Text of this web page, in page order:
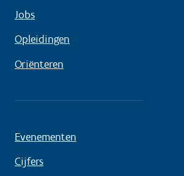
Jobs
Opleidingen
Oriënteren
Evenementen
Cijfers